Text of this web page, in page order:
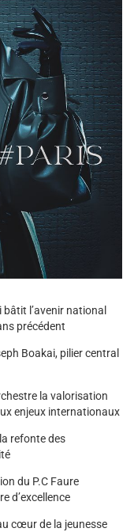
l’avenir national
précédent
Boakai, pilier central
la valorisation
enjeux internationaux
refonte des
du P.C Faure
d’excellence
cœur de la jeunesse